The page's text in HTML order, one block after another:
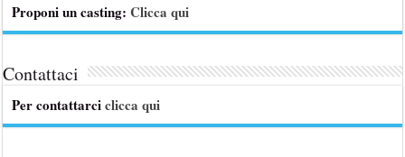
Proponi un casting:Clicca qui
Contattaci
Per contattarciclicca qui